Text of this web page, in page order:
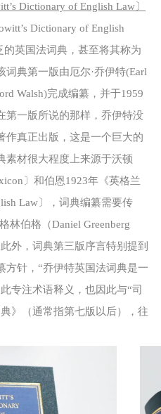
Dictionary of English Law〕
Dictionary of English
英国法词典，甚至将其称为
典第一版由厄尔·乔伊特(Earl
Walsh)完成编纂，并于1959
第一版所说的那样，乔伊特没
作真正出版，这是一个巨大的
素材很大程度上来源于沃顿
〕和伯恩1923年《英格兰
Law〕，词典编纂需要传
林伯格（Daniel Greenberg
外，词典第三版序言特别提到
方针，“乔伊特英国法词典是一
专注术语释义，也因此与“司
》（通常指第七版以后），往